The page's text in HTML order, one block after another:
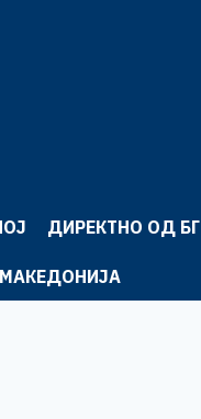
ДИРЕКТНО ОД БГ